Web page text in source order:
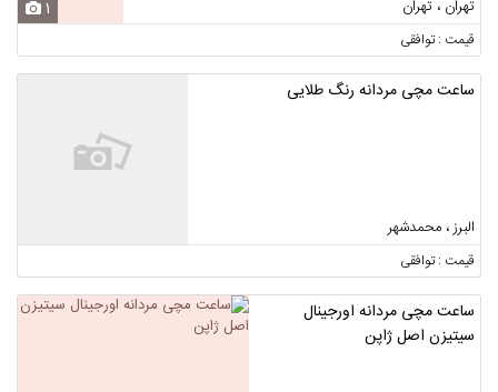
تهران ، تهران 1
قیمت : توافقی
ساعت مچی مردانه رنگ طلایی
البرز ، محمدشهر
قیمت : توافقی
ساعت مچی مردانه اورجینال
سیتیزن اصل ژاپن